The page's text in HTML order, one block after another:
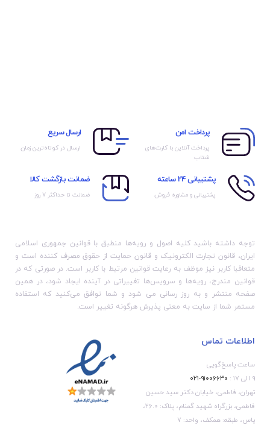
پرداخت امن
پرداخت آنلاین با کارت‌های
شتاب
ارسال سریع
ارسال در کوتاه‌ترین زمان
پشتیبانی 24 ساعته
پشتیبانی و مشاوره فروش
ضمانت بازگشت کالا
ضمانت تا حداکثر ۷ روز
توجه داشته باشید کلیه اصول و رویه‏‌ها منطبق با قوانین جمهوری اسلامی
ایران، قانون تجارت الکترونیک و قانون حمایت از حقوق مصرف کننده است و
متعاقبا کاربر نیز موظف به رعایت قوانین مرتبط با کاربر است. در صورتی که در
قوانین مندرج، رویه‏‌ها و سرویس‏‌ها تغییراتی در آینده ایجاد شود، در همین
صفحه منتشر و به روز رسانی می شود و شما توافق می‏‌کنید که استفاده
مستمر شما از سایت به معنی پذیرش هرگونه تغییر است.
اطلاعات تماس
ساعت پاسخ‌گویی
۹ الی ۱۷ :
۹۱۰۰۶۶۳۰-۰۲۱
تهران، فاطمی، خیابان دکتر سید حسین
فاطمی، بزرگراه شهید گمنام، پلاک: 26.0،
یاس، طبقه: همکف، واحد: 7